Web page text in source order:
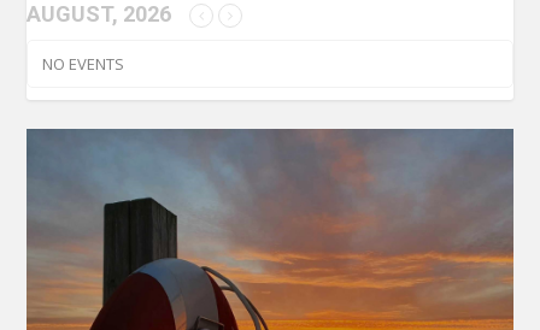
AUGUST, 2026
NO EVENTS